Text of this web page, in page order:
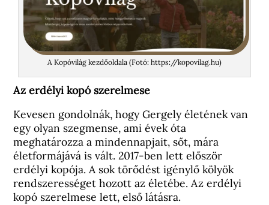
A Kopóvilág kezdőoldala (Fotó: https://kopovilag.hu)
Az erdélyi kopó szerelmese
Kevesen gondolnák, hogy Gergely életének van
egy olyan szegmense, ami évek óta
meghatározza a mindennapjait, sőt, mára
életformájává is vált. 2017-ben lett először
erdélyi kopója. A sok törődést igénylő kölyök
rendszerességet hozott az életébe. Az erdélyi
kopó szerelmese lett, első látásra.